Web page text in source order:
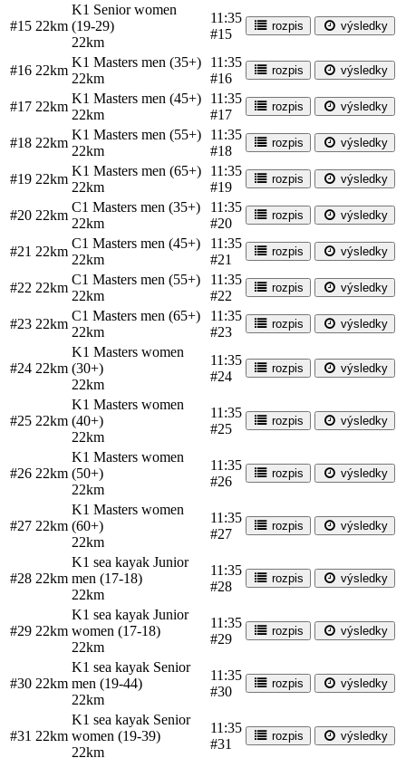
#15 22km
K1 Senior women
(19-29)
22km
11:35
#15
rozpis výsledky
#16 22km
K1 Masters men (35+)
22km
11:35
#16
rozpis výsledky
#17 22km
K1 Masters men (45+)
22km
11:35
#17
rozpis výsledky
#18 22km
K1 Masters men (55+)
22km
11:35
#18
rozpis výsledky
#19 22km
K1 Masters men (65+)
22km
11:35
#19
rozpis výsledky
#20 22km
C1 Masters men (35+)
22km
11:35
#20
rozpis výsledky
#21 22km
C1 Masters men (45+)
22km
11:35
#21
rozpis výsledky
#22 22km
C1 Masters men (55+)
22km
11:35
#22
rozpis výsledky
#23 22km
C1 Masters men (65+)
22km
11:35
#23
rozpis výsledky
#24 22km
K1 Masters women
(30+)
22km
11:35
#24
rozpis výsledky
#25 22km
K1 Masters women
(40+)
22km
11:35
#25
rozpis výsledky
#26 22km
K1 Masters women
(50+)
22km
11:35
#26
rozpis výsledky
#27 22km
K1 Masters women
(60+)
22km
11:35
#27
rozpis výsledky
#28 22km
K1 sea kayak Junior
men (17-18)
22km
11:35
#28
rozpis výsledky
#29 22km
K1 sea kayak Junior
women (17-18)
22km
11:35
#29
rozpis výsledky
#30 22km
K1 sea kayak Senior
men (19-44)
22km
11:35
#30
rozpis výsledky
#31 22km
K1 sea kayak Senior
women (19-39)
22km
11:35
#31
rozpis výsledky